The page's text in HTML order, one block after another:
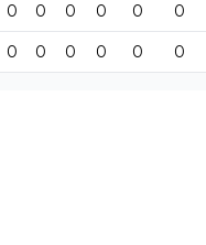
0 0 0 0 0 0
0 0 0 0 0 0